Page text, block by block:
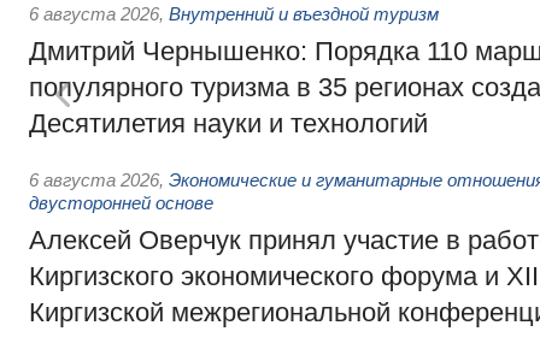
6 августа 2026, Внутренний и въездной туризм
Дмитрий Чернышенко: Порядка 110
популярного туризма в 35 регионах
Десятилетия науки и технологий
6 августа 2026, Экономические и гуманитарные
двусторонней основе
Алексей Оверчук принял участие в
Киргизского экономического форума и
Киргизской межрегиональной